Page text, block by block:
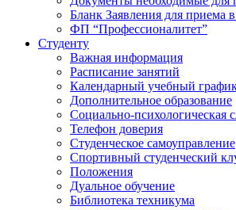
Бланк Заявления для приема
ФП “Профессионалитет”
Студенту
Важная информация
Расписание занятий
Календарный учебный
Дополнительное образование
Социально-психологическая
Телефон доверия
Студенческое самоуправление
Спортивный студенческий
Положения
Дуальное обучение
Библиотека техникума